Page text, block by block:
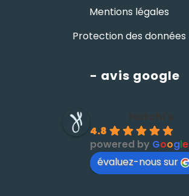
Mentions légales
Protection des données
- avis google
4.8
powered by Google
évaluez-nous sur